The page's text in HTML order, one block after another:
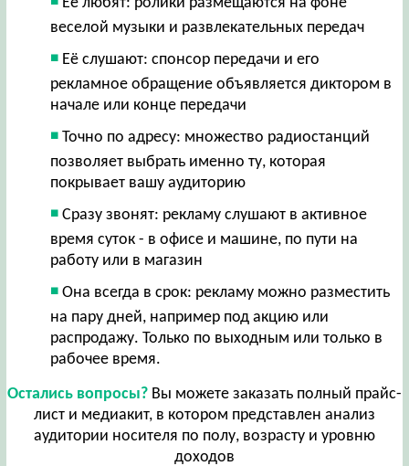
веселой музыки и развлекательных передач
Её слушают: спонсор передачи и его
рекламное обращение объявляется диктором в
начале или конце передачи
Точно по адресу: множество радиостанций
позволяет выбрать именно ту, которая
покрывает вашу аудиторию
Сразу звонят: рекламу слушают в активное
время суток - в офисе и машине, по пути на
работу или в магазин
Она всегда в срок: рекламу можно разместить
на пару дней, например под акцию или
распродажу. Только по выходным или только в
рабочее время.
Остались вопросы?Вы можете заказать полный прайс-
лист и медиакит, в котором представлен анализ
аудитории носителя по полу, возрасту и уровню
доходов